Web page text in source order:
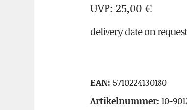
25,00 €
delivery date on request
EAN: 5710224130180
Artikelnummer: 10-